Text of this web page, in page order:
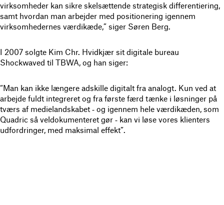
virksomheder kan sikre skelsættende strategisk differentiering,
samt hvordan man arbejder med positionering igennem
virksomhedernes værdikæde,” siger Søren Berg.
I 2007 solgte Kim Chr. Hvidkjær sit digitale bureau
Shockwaved til TBWA, og han siger:
“Man kan ikke længere adskille digitalt fra analogt. Kun ved at
arbejde fuldt integreret og fra første færd tænke i løsninger på
tværs af medielandskabet ‐ og igennem hele værdikæden, som
Quadric så veldokumenteret gør ‐ kan vi løse vores klienters
udfordringer, med maksimal effekt”.